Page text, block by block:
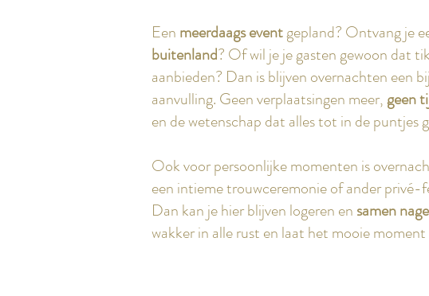
Een meerdaags eventgepland? Ontvang je
buitenland? Of wil je je gasten gewoon dat
aanbieden? Dan is blijven overnachten een
aanvulling. Geen verplaatsingen meer,geen
en de wetenschap dat alles tot in de puntjes
Ook voor persoonlijke momenten is
een intieme trouwceremonie of ander
Dan kan je hier blijven logeren en samen
wakker in alle rust en laat het mooie